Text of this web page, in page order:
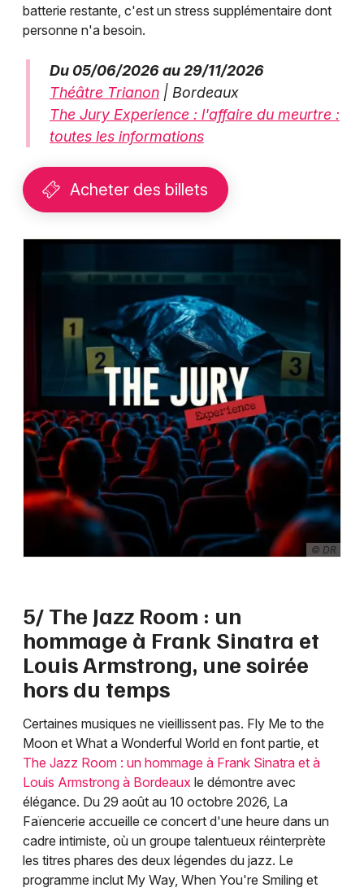
batterie restante, c'est un stress supplémentaire dont
personne n'a besoin.
Du 05/06/2026 au 29/11/2026
Théâtre Trianon | Bordeaux
The Jury Experience : l'affaire du meurtre :
toutes les informations
Acheter des billets
© DR
5/ The Jazz Room : un
hommage à Frank Sinatra et
Louis Armstrong, une soirée
hors du temps
Certaines musiques ne vieillissent pas. Fly Me to the
Moon et What a Wonderful World en font partie, et
The Jazz Room : un hommage à Frank Sinatra et à
Louis Armstrong à Bordeaux le démontre avec
élégance. Du 29 août au 10 octobre 2026, La
Faïencerie accueille ce concert d'une heure dans un
cadre intimiste, où un groupe talentueux réinterprète
les titres phares des deux légendes du jazz. Le
programme inclut My Way, When You're Smiling et